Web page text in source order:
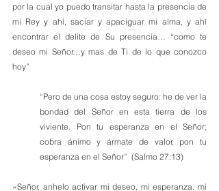
por la cual yo puedo transitar hasta la presencia de
mi Rey y ahí, saciar y apaciguar mi alma, y ahí
encontrar el delite de Su presencia… “como te
deseo mi Señor…y mas de Ti de lo que conozco
hoy”
“Pero de una cosa estoy seguro: he de ver la
bondad del Señor en esta tierra de los
viviente. Pon tu esperanza en el Señor;
cobra ánimo y ármate de valor, pon tu
esperanza en el Señor”  (Salmo 27:13)
«Señor, anhelo activar mi deseo, mi esperanza, mi